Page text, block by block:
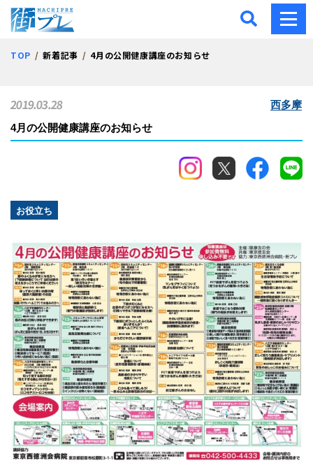
街プレ -東京・西多摩の
TOP 新着記事 4月の公開健康講座のお知らせ
4月の公開健康講座のお知らせ
お役立ち
2019.03.28 西多摩